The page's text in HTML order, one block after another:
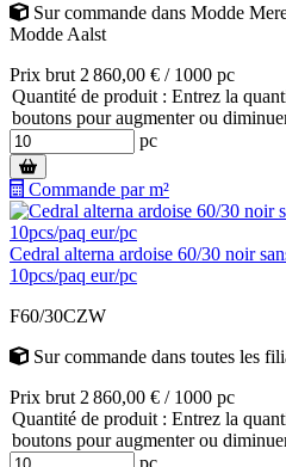
Sur commande dans Modde
Modde Aalst
Prix brut 2 860,00 € / 1000 pc
Quantité de produit : Entrez la
boutons pour augmenter ou
pc
Commande par m²
Cedral alterna ardoise 60/30 noir
10pcs/paq eur/pc
F60/30CZW
Sur commande dans toutes les
Prix brut 2 860,00 € / 1000 pc
Quantité de produit : Entrez la
boutons pour augmenter ou
pc